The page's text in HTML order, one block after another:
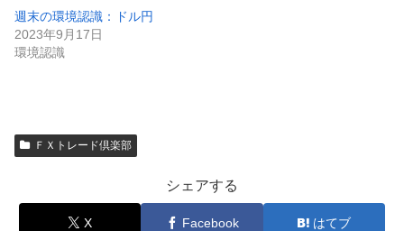
週末の環境認識：ドル円
2023年9月17日
環境認識
ＦＸトレード倶楽部
シェアする
X Facebook はてブ